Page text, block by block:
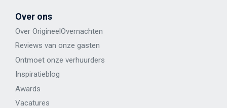
Over ons
Over OrigineelOvernachten
Reviews van onze gasten
Ontmoet onze verhuurders
Inspiratieblog
Awards
Vacatures